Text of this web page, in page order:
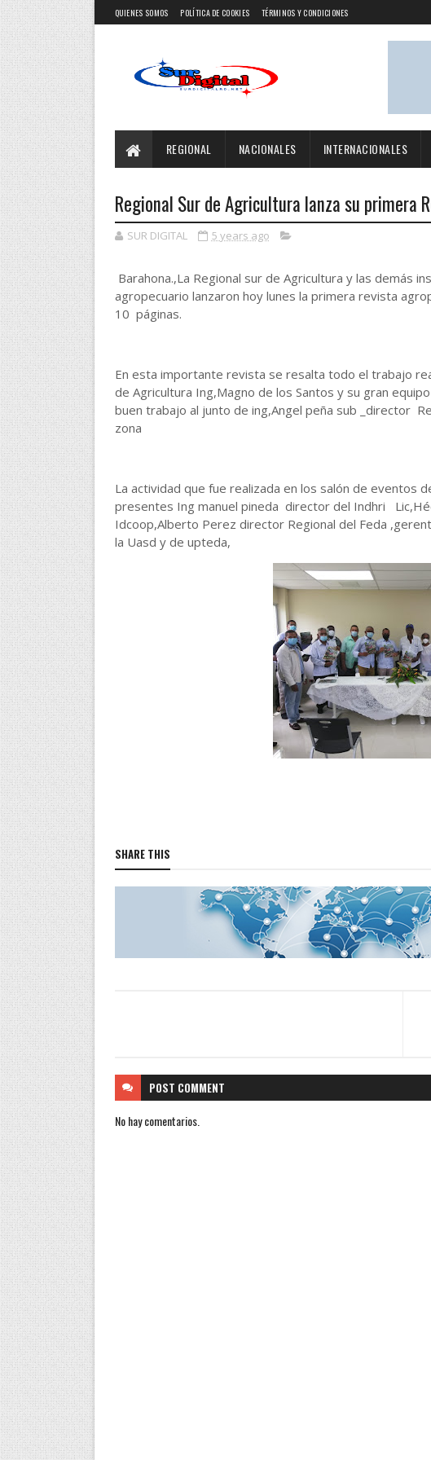
QUIENES SOMOS POLÍTICA DE COOKIES TÉRMINOS Y CONDICIONES
REGIONAL NACIONALES INTERNACIONALES
Regional Sur de Agricultura lanza su primera
SUR DIGITAL 5 years ago
Barahona.,La Regional sur de Agricultura y las demás
agropecuario lanzaron hoy lunes la primera revista
10 páginas.
En esta importante revista se resalta todo el trabajo
de Agricultura Ing,Magno de los Santos y su gran
buen trabajo al junto de ing,Angel peña sub _director
zona
La actividad que fue realizada en los salón de eventos
presentes Ing manuel pineda director del Indhri
Idcoop,Alberto Perez director Regional del Feda
la Uasd y de upteda,
SHARE THIS
POST COMMENT
No hay comentarios.